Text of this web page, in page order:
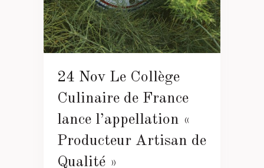
24 Nov Le Collège
Culinaire de France
lance l’appellation «
Producteur Artisan de
Qualité »